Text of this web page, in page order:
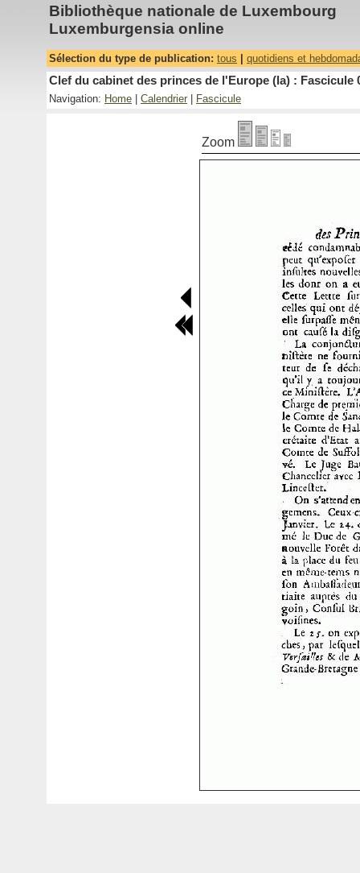
Bibliothèque nationale de Luxembourg
Luxemburgensia online
Sélection du type de publication: tous quotidiens et
Clef du cabinet des princes de l'Europe (la) : Fascicule
Navigation: Home Calendrier Fascicule
Zoom